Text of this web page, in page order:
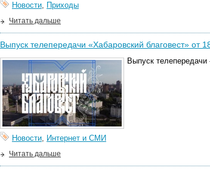
Новости, Приходы
Читать дальше
Выпуск телепередачи «Хабаровский благовест» от
Выпуск телепередачи
Новости, Интернет и СМИ
Читать дальше